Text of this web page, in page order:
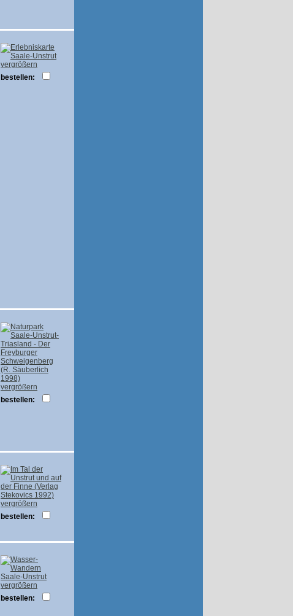
vergrößern
bestellen:
vergrößern
bestellen:
vergrößern
bestellen:
vergrößern
bestellen: